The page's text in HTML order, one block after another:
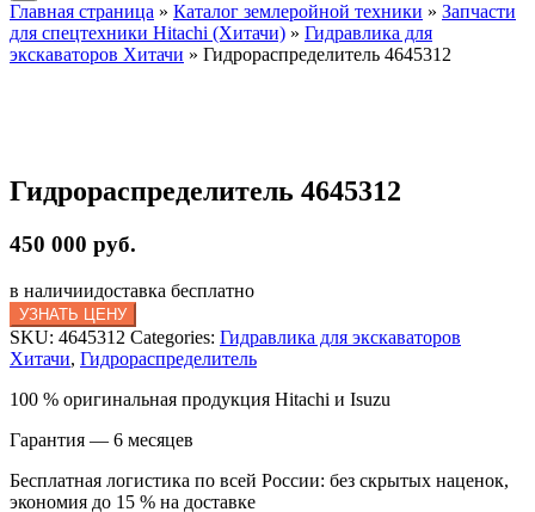
Главная страница » Каталог землеройной техники » Запчасти
для спецтехники Hitachi (Хитачи) » Гидравлика для
экскаваторов Хитачи » Гидрораспределитель 4645312
Гидрораспределитель 4645312
450 000 руб.
в наличиидоставка бесплатно
УЗНАТЬ ЦЕНУ
SKU: 4645312 Categories: Гидравлика для экскаваторов
Хитачи, Гидрораспределитель
100 % оригинальная продукция Hitachi и Isuzu
Гарантия — 6 месяцев
Бесплатная логистика по всей России: без скрытых наценок,
экономия до 15 % на доставке